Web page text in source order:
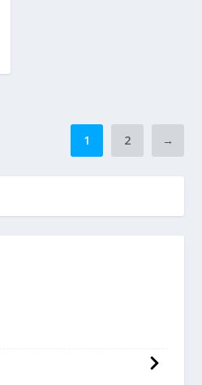
1 2 →